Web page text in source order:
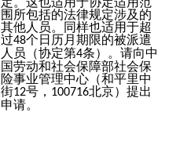
围所包括的法律规定涉及的
其他人员。同样也适用于超
过48个日历月期限的被派遣
人员（协定第4条）。请向中
国劳动和社会保障部社会保
险事业管理中心（和平里中
街12号， 100716北京）提出
申请。